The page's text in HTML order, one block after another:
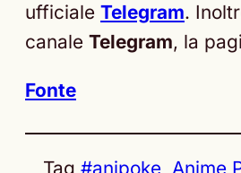
ufficiale Telegram.
canale Telegram, la
Fonte
Tag #anipoke Anime